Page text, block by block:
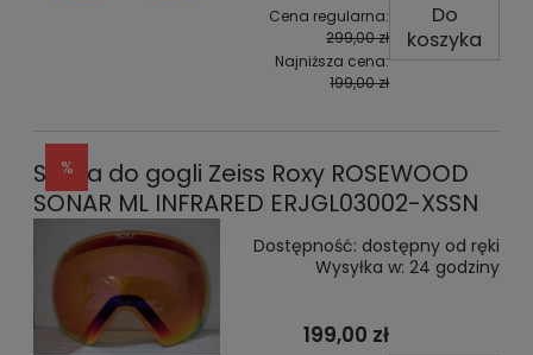
Cena regularna:
299,00 zł
Najniższa cena:
199,00 zł
Do
koszyka
Szyba do gogli Zeiss Roxy ROSEWOOD
SONAR ML INFRARED ERJGL03002-XSSN
Dostępność: dostępny od ręki
Wysyłka w: 24 godziny
199,00 zł